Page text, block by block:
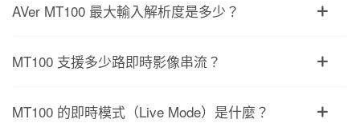
AVer MT100 最大輸入解析度是多少？
MT100 支援多少路即時影像串流？
MT100 的即時模式（Live Mode）是什麼？